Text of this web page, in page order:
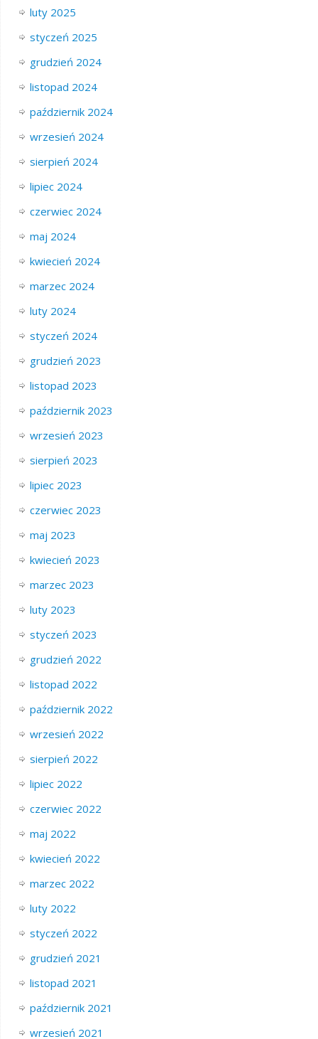
luty 2025
styczeń 2025
grudzień 2024
listopad 2024
październik 2024
wrzesień 2024
sierpień 2024
lipiec 2024
czerwiec 2024
maj 2024
kwiecień 2024
marzec 2024
luty 2024
styczeń 2024
grudzień 2023
listopad 2023
październik 2023
wrzesień 2023
sierpień 2023
lipiec 2023
czerwiec 2023
maj 2023
kwiecień 2023
marzec 2023
luty 2023
styczeń 2023
grudzień 2022
listopad 2022
październik 2022
wrzesień 2022
sierpień 2022
lipiec 2022
czerwiec 2022
maj 2022
kwiecień 2022
marzec 2022
luty 2022
styczeń 2022
grudzień 2021
listopad 2021
październik 2021
wrzesień 2021